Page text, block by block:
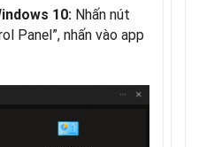
10: Nhấn nút
Panel”, nhấn vào app